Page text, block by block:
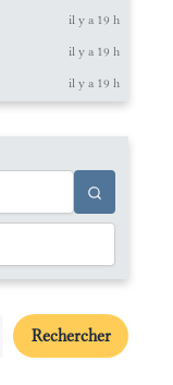
il y a 19 h
il y a 19 h
il y a 19 h
Rechercher